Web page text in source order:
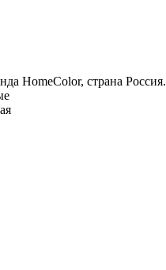
HomeColor, страна Россия.